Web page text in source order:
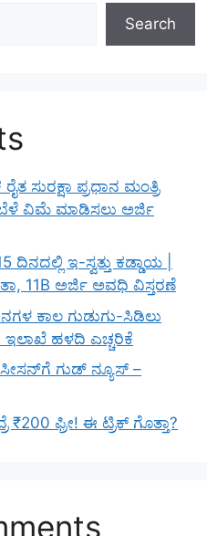
Search
ಸುರಕ್ಷಾ ಪ್ರಧಾನ ಮಂತ್ರಿ
ವಿಮೆ ಮಾಡಿಸಲು ಅರ್ಜಿ
ಇ-ಸ್ವತ್ತು ಕಡ್ಡಾಯ |
11B ಅರ್ಜಿ ಅವಧಿ ವಿಸ್ತರಣೆ
ಕಾಲ ಗುಡುಗು-ಸಿಡಿಲು
ಹಳದಿ ಎಚ್ಚರಿಕೆ
ಗುಡ್ ನ್ಯೂಸ್ –
ಫ್ರೀ! ಈ ಟ್ರಿಕ್ ಗೊತ್ತಾ?